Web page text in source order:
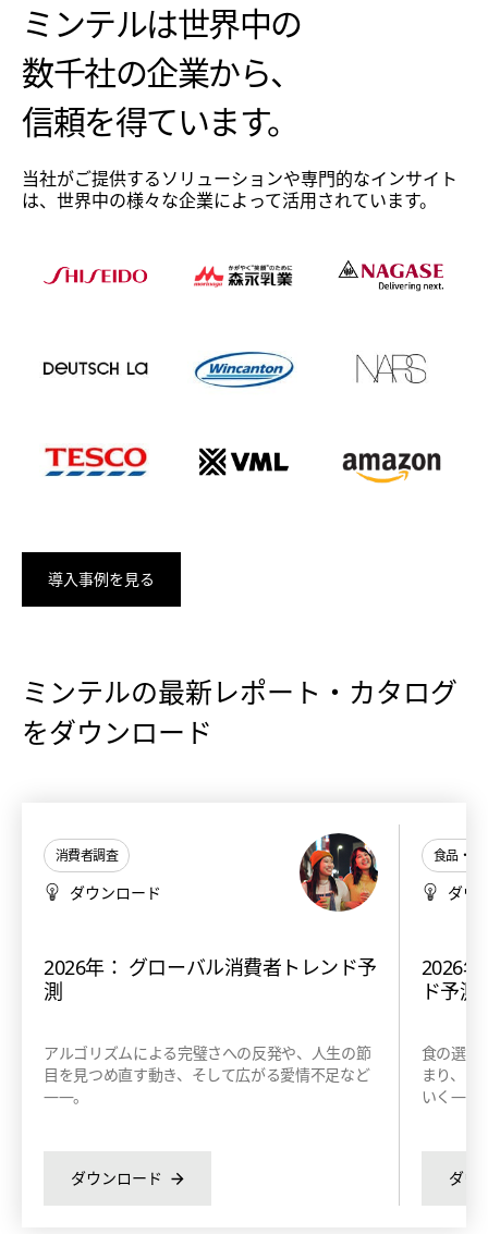
ミンテルは世界中の
数千社の企業から、
信頼を得ています。
当社がご提供するソリューションや専門的なインサイト
は、世界中の様々な企業によって活用されています。
導入事例を見る
ミンテルの最新レポート・カタログ
をダウンロード
消費者調査
ダウンロード
2026年： グローバル消費者トレンド予
測
アルゴリズムによる完璧さへの反発や、人生の節
目を見つめ直す動き、そして広がる愛情不足など
――。
ダウンロード
食品・飲
ダウ
2026
ド予測
食の選択
まり、さ
いく——
ダウ